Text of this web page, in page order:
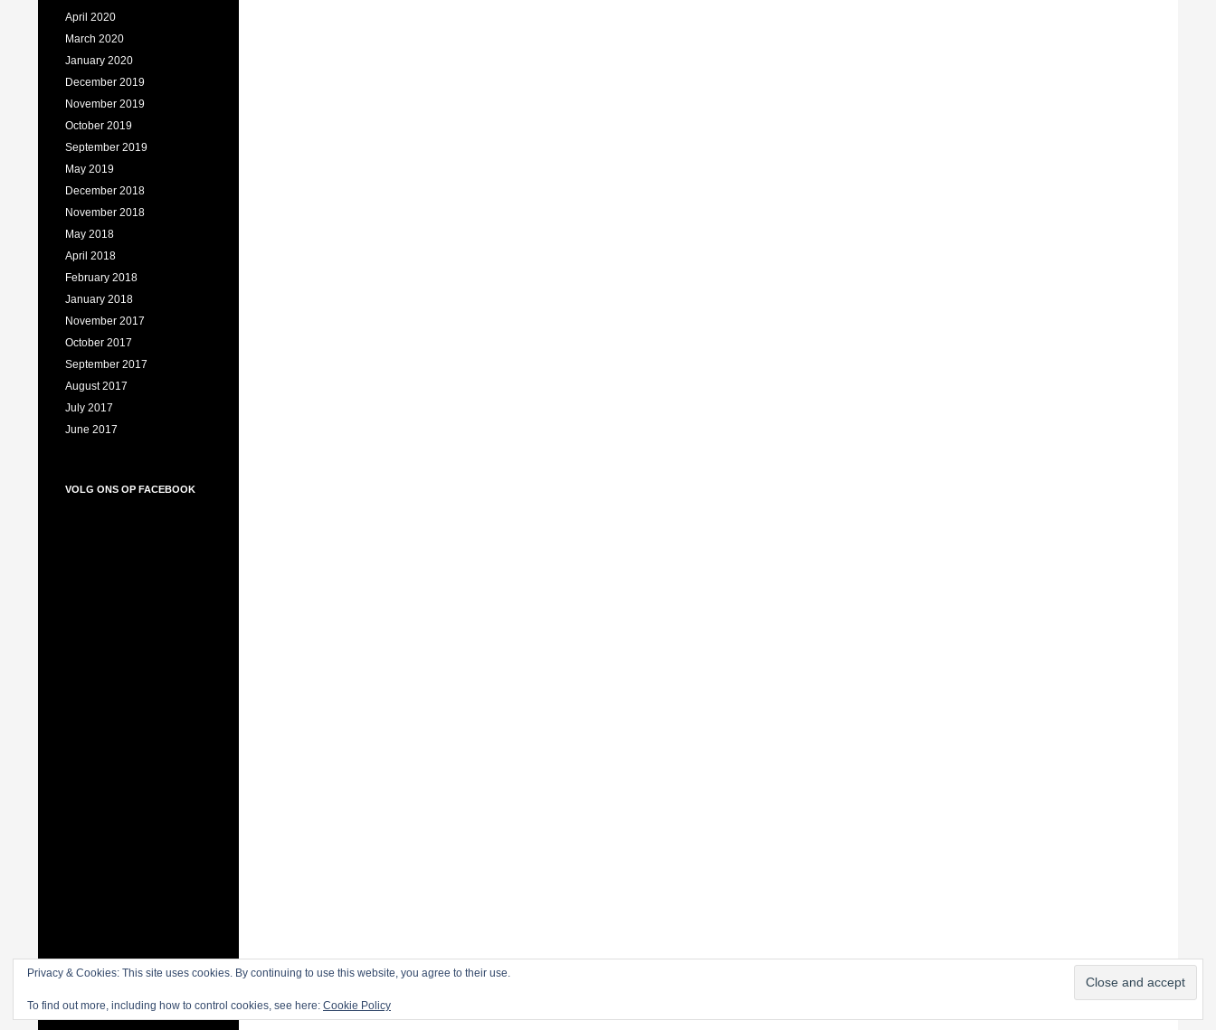
April 2020
March 2020
January 2020
December 2019
November 2019
October 2019
September 2019
May 2019
December 2018
November 2018
May 2018
April 2018
February 2018
January 2018
November 2017
October 2017
September 2017
August 2017
July 2017
June 2017
VOLG ONS OP FACEBOOK
Privacy & Cookies: This site uses cookies. By continuing to use this website, you agree to their use.
To find out more, including how to control cookies, see here: Cookie Policy